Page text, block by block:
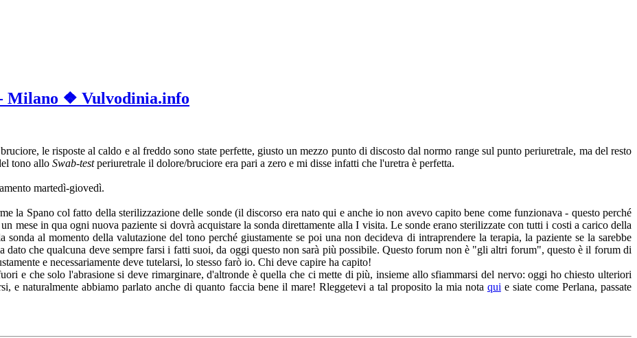
- Milano ❖ Vulvodinia.info
le risposte al caldo e al freddo sono state perfette, giusto un mezzo punto di discosto dal normo range sul punto periuretrale, ma del resto
tono allo Swab-testperiuretrale il dolore/bruciore era pari a zero e mi disse infatti che l'uretra è perfetta.
martedì-giovedì.
la Spano col fatto della sterilizzazione delle sonde (il discorso era nato qui e anche io non avevo capito bene come funzionava - questo perché
mese in qua ogni nuova paziente si dovrà acquistare la sonda direttamente alla I visita. Le sonde erano sterilizzate con tutti i costi a carico della
al momento della valutazione del tono perché giustamente se poi una non decideva di intraprendere la terapia, la paziente se la sarebbe
dato che qualcuna deve sempre farsi i fatti suoi, da oggi questo non sarà più possibile. Questo forum non è "gli altri forum", questo è il forum di
e necessariamente deve tutelarsi, lo stesso farò io. Chi deve capire ha capito!
e che solo l'abrasione si deve rimarginare, d'altronde è quella che ci mette di più, insieme allo sfiammarsi del nervo: oggi ho chiesto ulteriori
e naturalmente abbiamo parlato anche di quanto faccia bene il mare! Rleggetevi a tal proposito la mia nota qui e siate come Perlana, passate